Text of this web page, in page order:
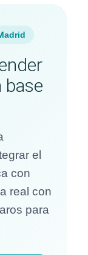
base
el
con
real con
para